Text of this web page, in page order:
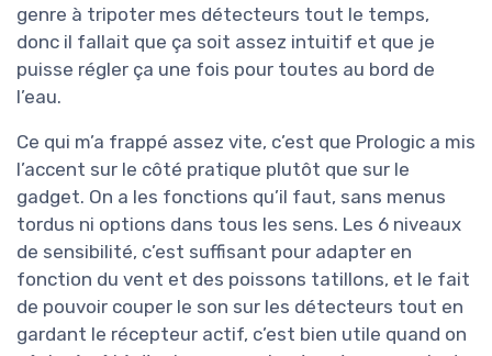
genre à tripoter mes détecteurs tout le temps,
donc il fallait que ça soit assez intuitif et que je
puisse régler ça une fois pour toutes au bord de
l’eau.
Ce qui m’a frappé assez vite, c’est que Prologic a mis
l’accent sur le côté pratique plutôt que sur le
gadget. On a les fonctions qu’il faut, sans menus
tordus ni options dans tous les sens. Les 6 niveaux
de sensibilité, c’est suffisant pour adapter en
fonction du vent et des poissons tatillons, et le fait
de pouvoir couper le son sur les détecteurs tout en
gardant le récepteur actif, c’est bien utile quand on